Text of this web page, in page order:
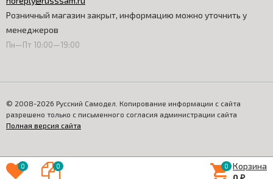
Розничный магазин закрыт, информацию можно уточнить у
менеджеров
Пн—Пт 10:00—19:00
© 2008-2026 Русский Самодел. Копирование информации с сайта
разрешено только с письменного согласия администрации сайта
Полная версия сайта
0 0 0
Корзина
₽